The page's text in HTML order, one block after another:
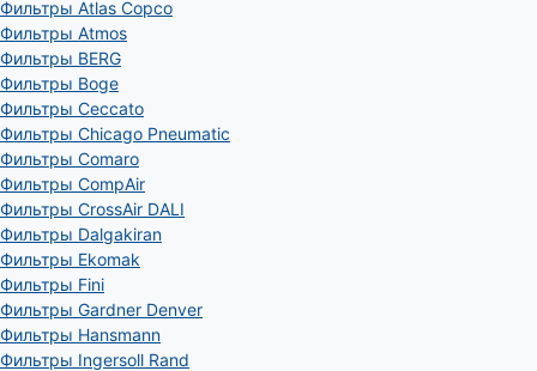
Фильтры Atlas Copco
Фильтры Atmos
Фильтры BERG
Фильтры Boge
Фильтры Ceccato
Фильтры Chicago Pneumatic
Фильтры Comaro
Фильтры CompAir
Фильтры CrossAir DALI
Фильтры Dalgakiran
Фильтры Ekomak
Фильтры Fini
Фильтры Gardner Denver
Фильтры Hansmann
Фильтры Ingersoll Rand